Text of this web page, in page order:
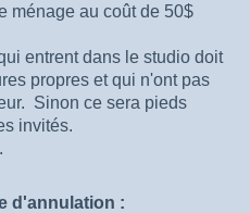
ménage au coût de 50$
entrent dans le studio doit
propres et qui n'ont pas
Sinon ce sera pieds
invités.
d'annulation :